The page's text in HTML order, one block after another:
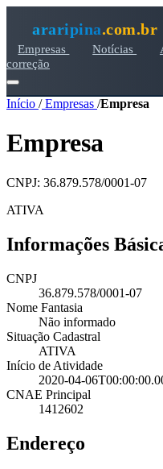
araripina.com.br
Empresas Notícias
correção
Início /Empresas /Empresa
Empresa
CNPJ: 36.879.578/0001-07
ATIVA
Informações
CNPJ
36.879.578/0001-07
Nome Fantasia
Não informado
Situação Cadastral
ATIVA
Início de Atividade
2020-04-
CNAE Principal
1412602
Endereço